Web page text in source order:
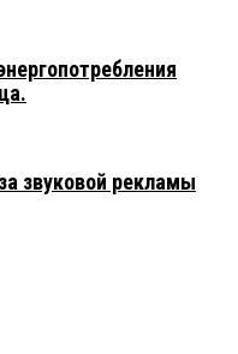
звуковой рекламы